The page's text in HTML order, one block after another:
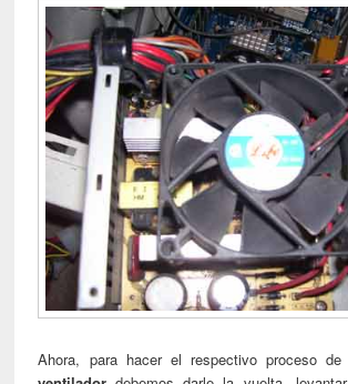
Ahora, para hacer el respectivo proceso